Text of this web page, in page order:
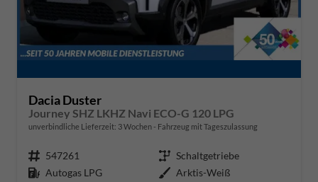
Dacia Duster
Journey SHZ LKHZ Navi ECO-G 120 LPG
unverbindliche Lieferzeit: 3 Wochen Fahrzeug mit Tageszulassung
Fahrzeugnr. 547261 Getriebe Schaltgetriebe
Kraftstoff Autogas LPG Außenfarbe Arktis-Weiß